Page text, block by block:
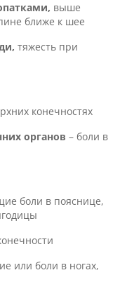
выше
ближе к шее
тяжесть при
конечностях
органов – боли в
боли в пояснице,
или боли в ногах,